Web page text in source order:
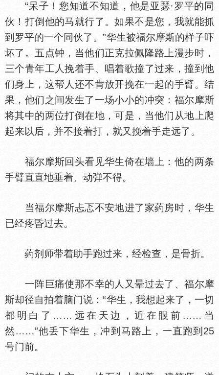
“呆子！您知道不知道，他是亚瑟·罗平的同
伙！打倒他的马就行了。如果不是您，我就能抓
到罗平的一个同伙了。”华生被福尔摩斯的样子吓
坏了。五点钟，当他们正克拉佩隆路上漫步时，
三个青年工人挽着手、唱着歌撞了过来，撞到他
们身上，这帮人还不肯放开挽在一起的手臂。结
果，他们之间发生了一场小小的冲突：福尔摩斯
将其中的两位打倒在地，可是，当他们从地上爬
起来以后，并不接着打，就又挽着手走远了。
福尔摩斯回头看见华生倚在墙上：他的两条
手臂直直地垂着、动弹不得。
当福尔摩斯忐忑不安地进了家葯房时，华生
已经疼昏过去。
葯剂师带着助手跑过来，经检查，是骨折。
一阵巨痛使那不幸的人又晕过去了、福尔摩
斯却径自拍着脑门说：“华生，我想起来了，一切
都明白了……远在天边，近在眼前……当
然……”他丢下华生，冲到马路上，一直跑到25
号门前。